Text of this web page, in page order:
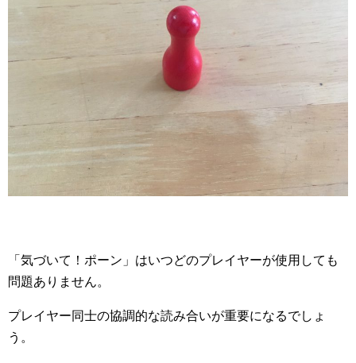
「気づいて！ポーン」はいつどのプレイヤーが使用しても
問題ありません。
プレイヤー同士の協調的な読み合いが重要になるでしょ
う。